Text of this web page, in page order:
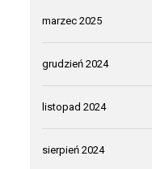
marzec 2025
grudzień 2024
listopad 2024
sierpień 2024